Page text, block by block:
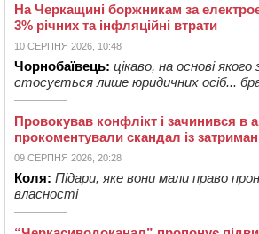
На Черкащині боржникам за
3% річних та інфляційні втрати
10 СЕРПНЯ 2026, 10:48
Чорнобаївець: цікаво, на основі
стосується лише юридичних осіб...
Провокував конфлікт і зачинився в
прокоментували скандал із
09 СЕРПНЯ 2026, 20:28
Коля: Підари, яке вони мали право
власності